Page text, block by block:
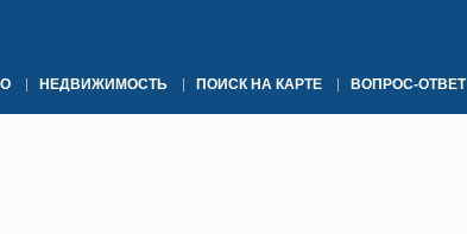
НЕДВИЖИМОСТЬ ПОИСК НА КАРТЕ ВОПРОС-ОТВЕТ